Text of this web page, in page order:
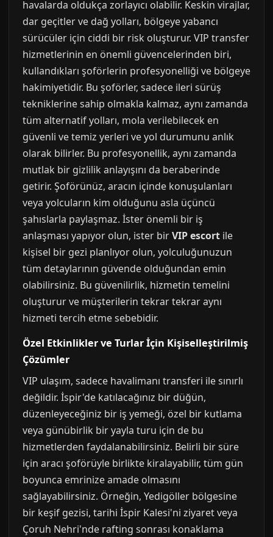
havalarda oldukça zorlayıcı olabilir. Keskin virajlar,
dar geçitler ve dağ yolları, bölgeye yabancı
sürücüler için ciddi bir risk oluşturur. VIP transfer
hizmetlerinin en önemli güvencelerinden biri,
kullandıkları şoförlerin profesyonelliği ve bölgeye
hakimiyetidir. Bu şoförler, sadece ileri sürüş
tekniklerine sahip olmakla kalmaz, aynı zamanda
tüm alternatif yolları, mola verilebilecek en
güvenli ve temiz yerleri ve yol durumunu anlık
olarak bilirler. Bu profesyonellik, aynı zamanda
mutlak bir gizlilik anlayışını da beraberinde
getirir. Şoförünüz, aracın içinde konuşulanları
veya yolcuların kim olduğunu asla üçüncü
şahıslarla paylaşmaz. İster önemli bir iş
anlaşması yapıyor olun, ister birVIP escort ile
kişisel bir gezi planlıyor olun, yolculuğunuzun
tüm detaylarının güvende olduğundan emin
olabilirsiniz. Bu güvenilirlik, hizmetin temelini
oluşturur ve müşterilerin tekrar tekrar aynı
hizmeti tercih etme sebebidir.
Özel Etkinlikler ve Turlar İçin Kişiselleştirilmiş
Çözümler
VIP ulaşım, sadece havalimanı transferi ile sınırlı
değildir. İspir'de katılacağınız bir düğün,
düzenleyeceğiniz bir iş yemeği, özel bir kutlama
veya günübirlik bir yayla turu için de bu
hizmetlerden faydalanabilirsiniz. Belirli bir süre
için aracı şoförüyle birlikte kiralayabilir, tüm gün
boyunca emrinize amade olmasını
sağlayabilirsiniz. Örneğin, Yedigöller bölgesine
bir keşif gezisi, tarihi İspir Kalesi'ni ziyaret veya
Çoruh Nehri'nde rafting sonrası konaklama